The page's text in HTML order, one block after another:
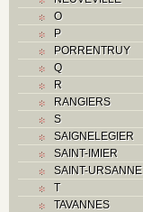
O
P
PORRENTRUY
Q
R
RANGIERS
S
SAIGNELEGIER
SAINT-IMIER
SAINT-URSANNE
T
TAVANNES